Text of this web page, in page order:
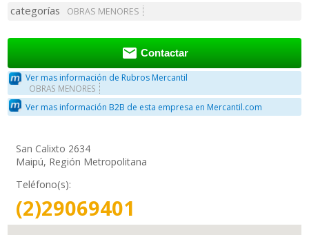
categorías OBRAS MENORES
 Contactar
Ver mas información de Rubros Mercantil
OBRAS MENORES
Ver mas información B2B de esta empresa en Mercantil.com
San Calixto 2634
Maipú, Región Metropolitana
Teléfono(s):
(2)29069401